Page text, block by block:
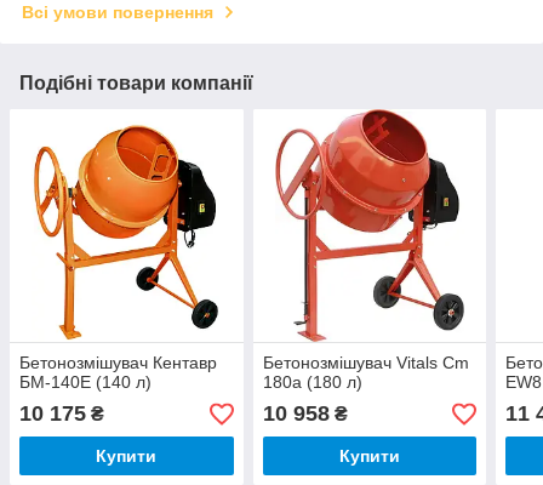
Всі умови повернення
Подібні товари компанії
Бетонозмішувач Кентавр
БМ-140Е (140 л)
10 175 ₴
Купити
Бетонозмішувач Vitals Cm
180a (180 л)
10 958₴
Купити
11